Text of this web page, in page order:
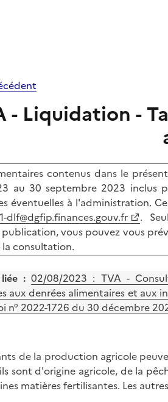
- Liquidation -
contenus dans le
au 30 septembre 2023 inclus
éventuelles à l'administration.
dlf@dgfip.finances.gouv.fr
.
vous pouvez vous
la consultation.
: 02/08/2023 : TVA -
aux denrées alimentaires et
n° 2022-1726 du 30 décembre
de la production agricole
sont d'origine agricole, de la
matières fertilisantes. Les